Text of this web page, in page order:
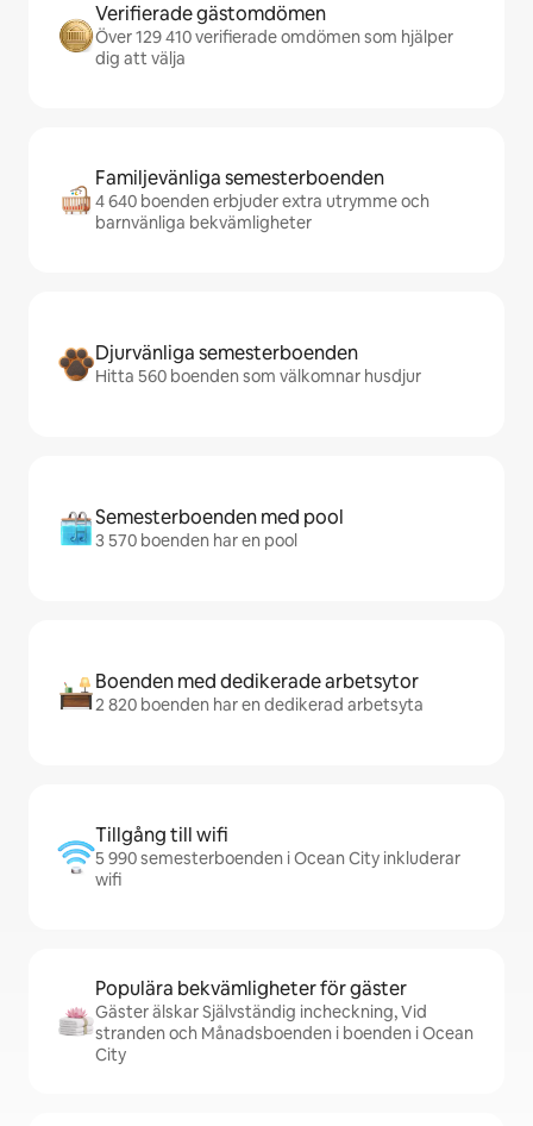
Verifierade gästomdömen
Över 129 410 verifierade omdömen som hjälper
dig att välja
Familjevänliga semesterboenden
4 640 boenden erbjuder extra utrymme och
barnvänliga bekvämligheter
Djurvänliga semesterboenden
Hitta 560 boenden som välkomnar husdjur
Semesterboenden med pool
3 570 boenden har en pool
Boenden med dedikerade arbetsytor
2 820 boenden har en dedikerad arbetsyta
Tillgång till wifi
5 990 semesterboenden i Ocean City inkluderar
wifi
Populära bekvämligheter för gäster
Gäster älskar Självständig incheckning, Vid
stranden och Månadsboenden i boenden i Ocean
City